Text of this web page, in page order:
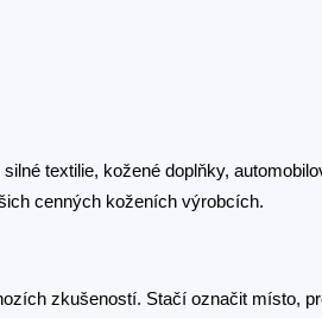
textilie, kožené doplňky,
cenných koženích výrobcích.
zkušeností. Stačí označit místo,